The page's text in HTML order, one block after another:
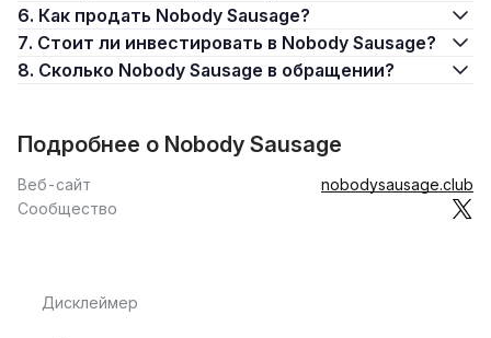
6. Как продать Nobody Sausage?
7. Стоит ли инвестировать в Nobody Sausage?
8. Сколько Nobody Sausage в обращении?
Подробнее о Nobody Sausage
Веб-сайт
nobodysausage.club
Сообщество
Дисклеймер